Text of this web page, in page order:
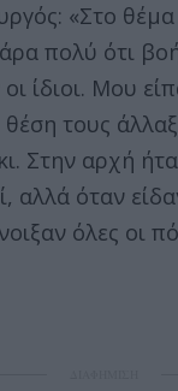
«Στο
πολύ ότι
ίδιοι. Μου
τους
Στην αρχή
αλλά όταν
όλες οι